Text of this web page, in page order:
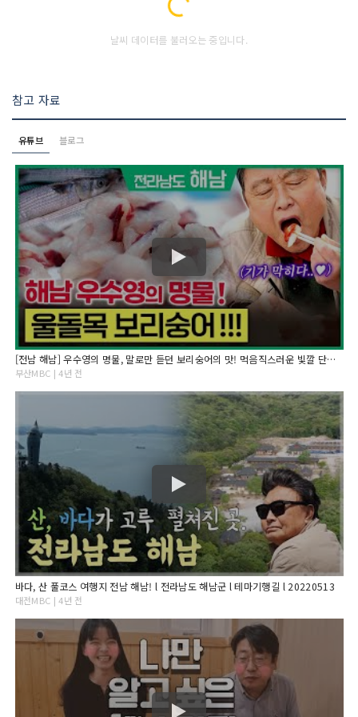
Loading...
날씨 데이터를 불러오는 중입니다.
참고 자료
유튜브 블로그
[전남 해남] 우수영의 명물, 말로만 듣던 보리숭어의 맛! 먹음직스러운 빛깔 단단한 육질까지..❤️ / 부산MBC 테마기행길 220519 방송
부산MBC | 4년 전
바다, 산 풀코스 여행지 전남 해남! l 전라남도 해남군 l 테마기행길 l 20220513
대전MBC | 4년 전